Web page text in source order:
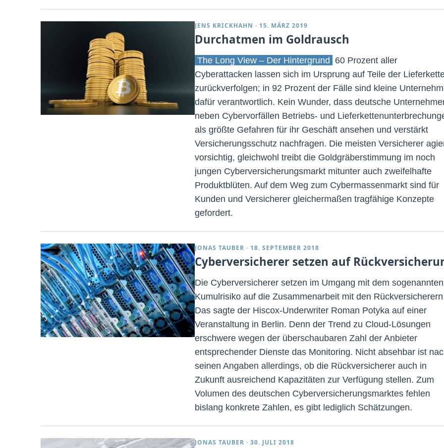
JENS KRICKHAHN · 15. MÄRZ 2019
Durchatmen im Goldrausch
The Long View – Der Hintergrund 60 Prozent aller
Cyberattacken lassen sich im Ursprung auf Teile der
zurückverfolgen; in 92 Prozent der Fälle sind kleine
dafür verantwortlich. Kein Wunder, dass deutsche
neben Cybervorfällen Betriebs- und
als größte Gefahren für ihr Geschäft ansehen und verstärkt
Versicherungsschutz nachfragen. Die meisten Versicherer
vorsichtig, gleichwohl treibt die Goldgräberstimmung im noch
jungen Cyberversicherungsmarkt mitunter auch zweifelhafte
Produktblüten. Auf dem Weg zum Cybermassenmarkt sind für
Kunden und Versicherer gleichermaßen tragfähige Konzepte
gefordert.
JONAS TAUBER · 18. SEPTEMBER 2018
Cyberversicherer setzen auf
Die Cyberversicherer setzen im Umgang mit dem sogenannten
Kumulrisiko auf die Zusammenarbeit mit den
Das sagte der Hiscox-Underwriter Roman Potyka auf einer
Veranstaltung in Berlin. Denn der Trend zu Cloud-Lösungen
erschwere wegen der überschaubaren Zahl der Anbieter
entsprechender Dienste das Monitoring. Nicht absehbar ist
seinen Angaben allerdings, ob die Rückversicherer auch in
Zukunft ausreichend Kapazitäten zur Verfügung stellen. Zum
Volumen des deutschen Cyberversicherungsmarktes fehlen
bislang konkrete Zahlen, es gibt lediglich Schätzungen.
JONAS TAUBER · 30. JULI 2018